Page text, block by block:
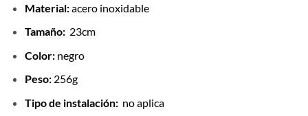
Material:acero inoxidable
Tamaño:23cm
Color:negro
Peso: 256g
Tipo de instalación:no aplica